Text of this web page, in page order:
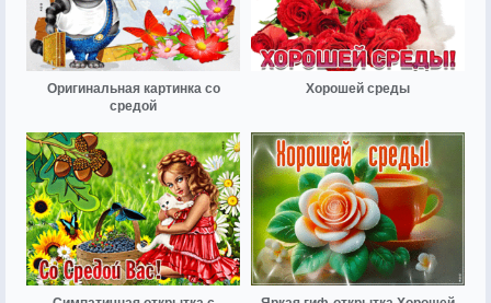
Оригинальная картинка со
средой
Хорошей среды